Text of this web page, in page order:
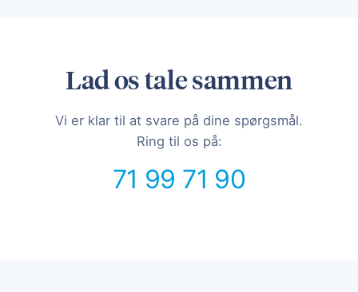
Lad os tale sammen
Vi er klar til at svare på dine spørgsmål.
Ring til os på:
71 99 71 90